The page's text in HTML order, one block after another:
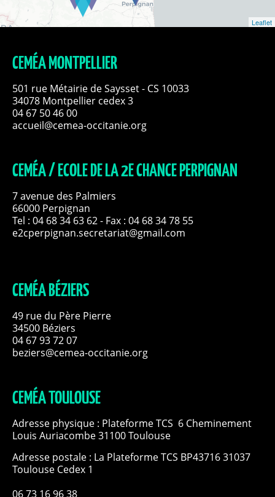
Leaflet
CEMÉA MONTPELLIER
501 rue Métairie de Saysset - CS 10033
34078 Montpellier cedex 3
04 67 50 46 00
accueil@cemea-occitanie.org
CEMÉA / ECOLE DE LA 2E CHANCE PERPIGNAN
7 avenue des Palmiers
66000 Perpignan
Tel : 04 68 34 63 62- Fax : 04 68 34 78 55
e2cperpignan.secretariat@gmail.com
CEMÉA BÉZIERS
49 rue du Père Pierre
34500 Béziers
04 67 93 72 07
beziers@cemea-occitanie.org
CEMÉA TOULOUSE
Adresse physique : Plateforme TCS 6 Cheminement
Louis Auriacombe 31100 Toulouse
Adresse postale : La Plateforme TCS BP43716 31037
Toulouse Cedex 1
06 73 16 96 38